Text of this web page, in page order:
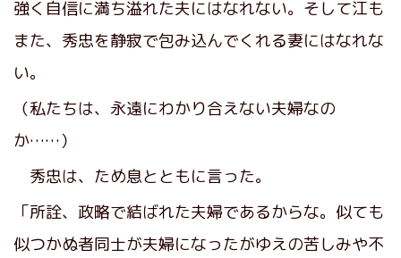
強く自信に満ち溢れた夫にはなれない。そして江も
また、秀忠を静寂で包み込んでくれる妻にはなれな
い。
（私たちは、永遠にわかり合えない夫婦なの
か……）
秀忠は、ため息とともに言った。
「所詮、政略で結ばれた夫婦であるからな。似ても
似つかぬ者同士が夫婦になったがゆえの苦しみや不